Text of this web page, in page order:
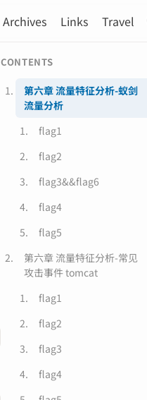
Archives Links Travel
CONTENTS
第六章 流量特征分析-蚁剑
流量分析
flag1
flag2
flag3&&flag6
flag4
flag5
第六章 流量特征分析-常见
攻击事件 tomcat
flag1
flag2
flag3
flag4